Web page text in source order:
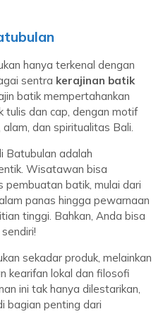
hanya terkenal dengan
sentra kerajinan batik
batik mempertahankan
tulis dan cap, dengan motif
dan spiritualitas Bali.
Batubulan adalah
Wisatawan bisa
pembuatan batik, mulai dari
panas hingga pewarnaan
tinggi. Bahkan, Anda bisa
sekadar produk, melainkan
kearifan lokal dan filosofi
ini tak hanya dilestarikan,
bagian penting dari